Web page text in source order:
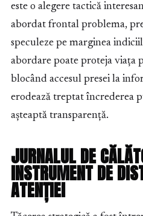
este o alegere tactică
abordat frontal problema,
speculeze pe marginea
abordare poate proteja viața
blocând accesul presei la
erodează treptat încrederea
așteaptă transparență.
JURNALUL DE
INSTRUMENT DE
ATENȚIEI